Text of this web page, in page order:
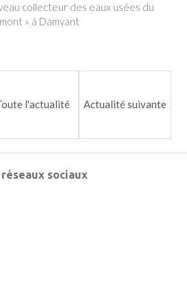
collecteur des eaux usées du
» à Damvant
l'actualité Actualité suivante
sociaux